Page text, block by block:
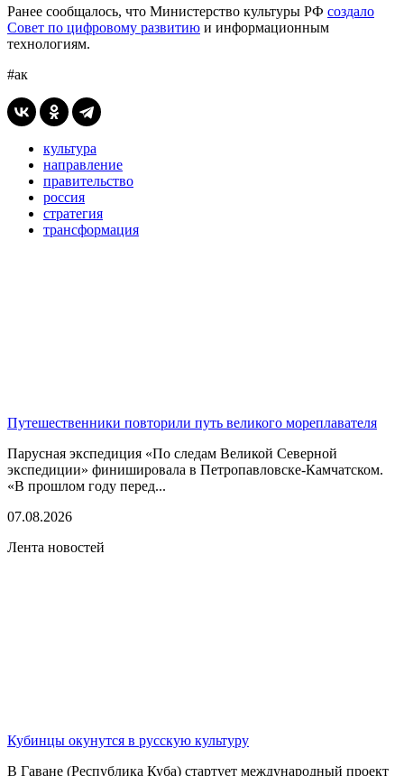
Ранее сообщалось, что Министерство культуры РФ создало
Совет по цифровому развитию и информационным
технологиям.
#ак
культура
направление
правительство
россия
стратегия
трансформация
Путешественники повторили путь великого мореплавателя
Парусная экспедиция «По следам Великой Северной
экспедиции» финишировала в Петропавловске-Камчатском.
«В прошлом году перед...
07.08.2026
Лента новостей
Кубинцы окунутся в русскую культуру
В Гаване (Республика Куба) стартует международный проект